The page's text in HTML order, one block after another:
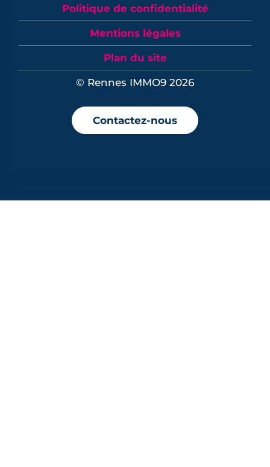
Politique de confidentialité
Mentions légales
Plan du site
© Rennes IMMO9 2026
Contactez-nous